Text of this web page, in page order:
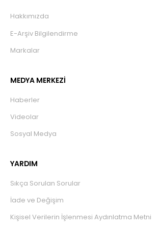
Hakkımızda
E-Arşiv Bilgilendirme
Markalar
MEDYA MERKEZİ
Haberler
Videolar
Sosyal Medya
YARDIM
Sıkça Sorulan Sorular
İade ve Değişim
Kişisel Verilerin İşlenmesi Aydınlatma Metni